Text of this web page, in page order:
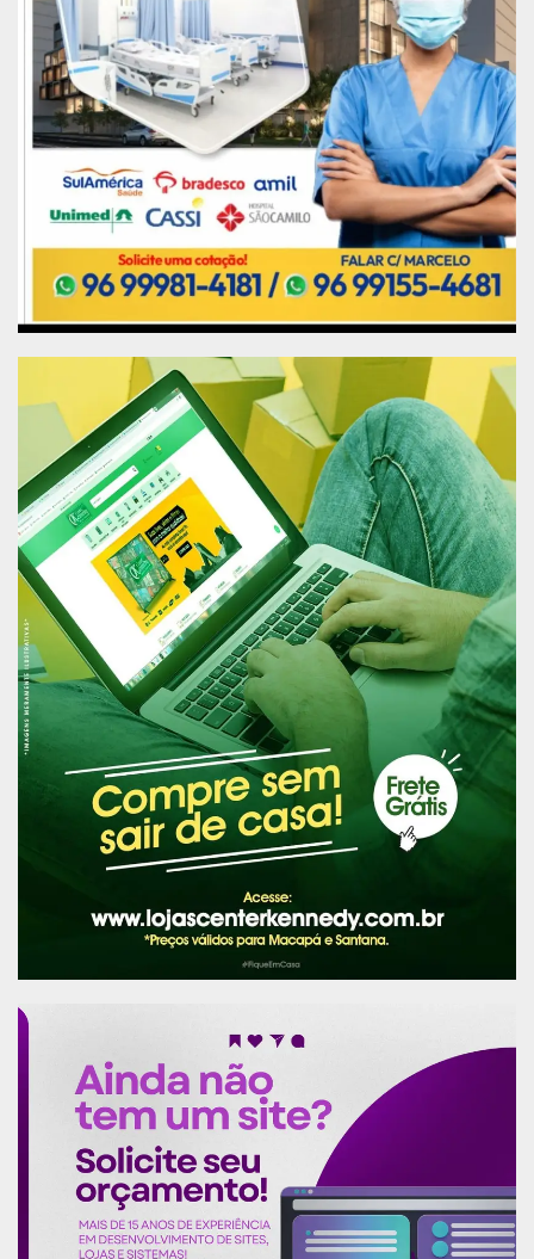
julho de 2021.
Em todo o Amapá, já foram executados serviços
de mobilidade urbana em 195,8 quilômetros e
investidos cerca de R$ 205 milhões nesse setor.
Publicidade (x)